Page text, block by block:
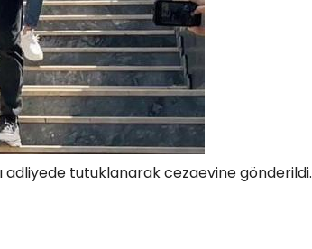
adliyede tutuklanarak cezaevine gönderildi.